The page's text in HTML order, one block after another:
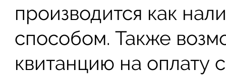
производится как
способом. Также
квитанцию на